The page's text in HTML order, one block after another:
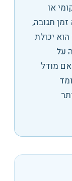
או
תגובה,
יכולת
על
מודל